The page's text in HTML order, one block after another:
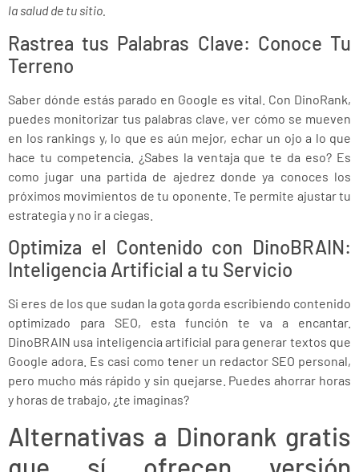
la salud de tu sitio.
Rastrea tus Palabras Clave: Conoce Tu
Terreno
Saber dónde estás parado en Google es vital. Con DinoRank,
puedes monitorizar tus palabras clave, ver cómo se mueven
en los rankings y, lo que es aún mejor, echar un ojo a lo que
hace tu competencia. ¿Sabes la ventaja que te da eso? Es
como jugar una partida de ajedrez donde ya conoces los
próximos movimientos de tu oponente. Te permite ajustar tu
estrategia y no ir a ciegas.
Optimiza el Contenido con DinoBRAIN:
Inteligencia Artificial a tu Servicio
Si eres de los que sudan la gota gorda escribiendo contenido
optimizado para SEO, esta función te va a encantar.
DinoBRAIN usa inteligencia artificial para generar textos que
Google adora. Es casi como tener un redactor SEO personal,
pero mucho más rápido y sin quejarse. Puedes ahorrar horas
y horas de trabajo, ¿te imaginas?
Alternativas a Dinorank gratis